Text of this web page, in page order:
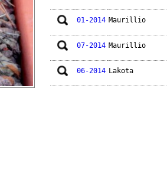
01-2014 Maurillio
07-2014 Maurillio
06-2014 Lakota